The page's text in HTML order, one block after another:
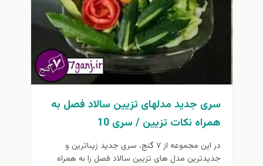
سری جدید مدلهای تزیین سالاد فصل به
همراه نكات تزيين / سری 10
در این مجموعه از ۷ گنج، سری جدید زیباترین و
جدیدترین مدل های تزیین سالاد فصل را به همراه